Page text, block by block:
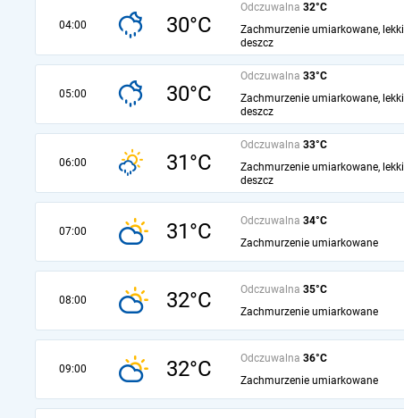
04:00 30°C
Odczuwalna 32°C
Zachmurzenie umiarkowane, lekki
deszcz
05:00 30°C
Odczuwalna 33°C
Zachmurzenie umiarkowane, lekki
deszcz
06:00 31°C
Odczuwalna 33°C
Zachmurzenie umiarkowane, lekki
deszcz
07:00 31°C Odczuwalna 34°C
Zachmurzenie umiarkowane
08:00 32°C Odczuwalna 35°C
Zachmurzenie umiarkowane
09:00 32°C Odczuwalna 36°C
Zachmurzenie umiarkowane